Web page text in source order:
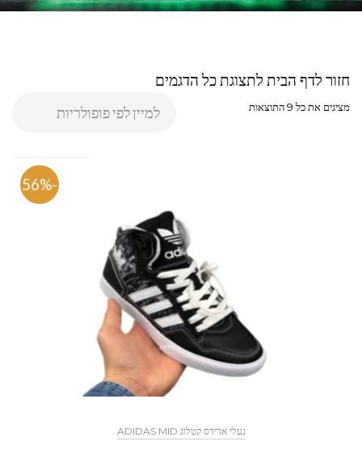
חזור לדף הבית לתצוגת כל הדגמים
מציגים את כל ⁦9⁩ התוצאות
-56%
נעלי אדידס קטלוג ADIDAS MID